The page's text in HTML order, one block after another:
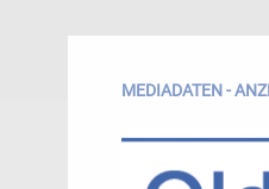
MEDIADATEN -